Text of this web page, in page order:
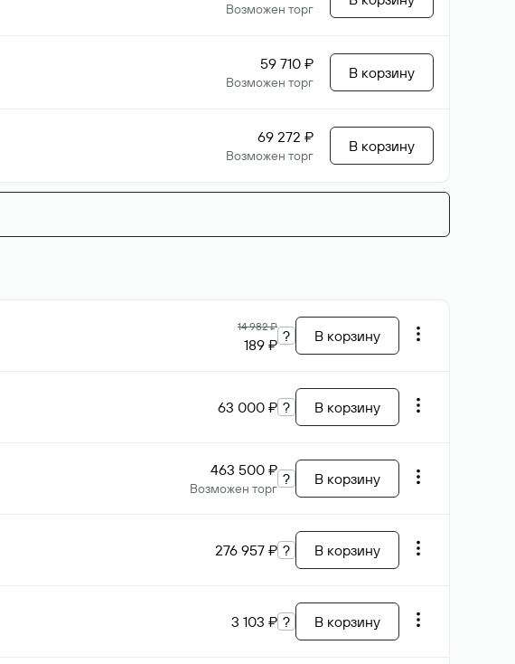
Возможен торг
59 710 ₽
Возможен торг
В корзину
69 272 ₽
Возможен торг
В корзину
14 982 ₽
189 ₽ ? В корзину
63 000 ₽ ? В корзину
463 500 ₽
Возможен торг
? В корзину
276 957 ₽ ? В корзину
3 103 ₽ ? В корзину